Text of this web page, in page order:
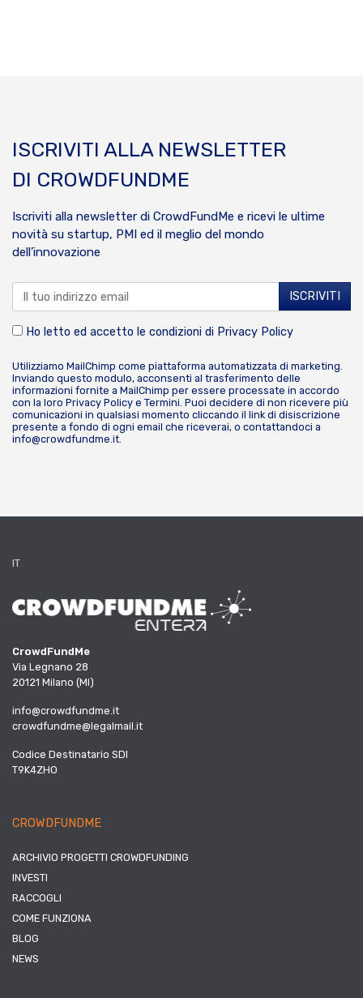
ISCRIVITI ALLA NEWSLETTER
DI CROWDFUNDME
Iscriviti alla newsletter di CrowdFundMe e ricevi le ultime
novità su startup, PMI ed il meglio del mondo
dell’innovazione
Ho letto ed accetto le condizioni di Privacy Policy
Utilizziamo MailChimp come piattaforma automatizzata di marketing.
Inviando questo modulo, acconsenti al trasferimento delle
informazioni fornite a MailChimp per essere processate in accordo
con la loro Privacy Policy e Termini . Puoi decidere di non ricevere più
comunicazioni in qualsiasi momento cliccando il link di disiscrizione
presente a fondo di ogni email che riceverai, o contattandoci a
info@crowdfundme.it
IT
CrowdFundMe
Via Legnano 28
20121 Milano (MI)
info@crowdfundme.it
crowdfundme@legalmail.it
Codice Destinatario SDI
T9K4ZHO
CROWDFUNDME
ARCHIVIO PROGETTI CROWDFUNDING
INVESTI
RACCOGLI
COME FUNZIONA
BLOG
NEWS